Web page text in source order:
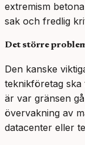
extremism
sak och fredlig
Det större
Den kanske
teknikföretag ska
är var gränsen
övervakning av
datacenter eller